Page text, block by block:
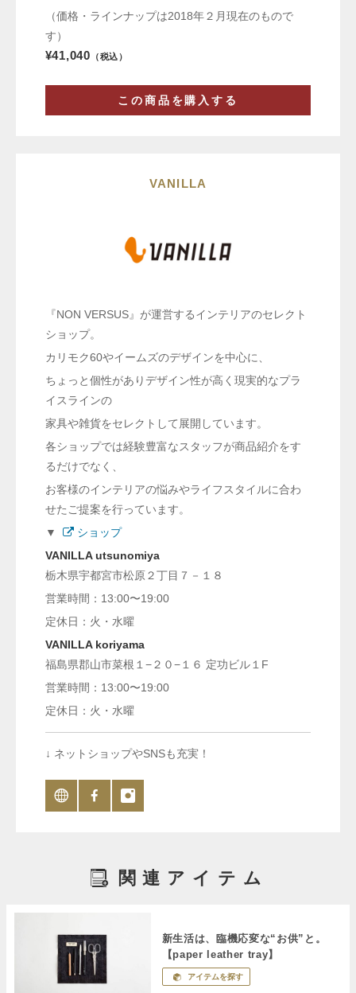
（価格・ラインナップは2018年２月現在のもので
す）
¥41,040 （税込）
この商品を購入する
VANILLA
『NON VERSUS』が運営するインテリアのセレクト
ショップ。
カリモク60やイームズのデザインを中心に、
ちょっと個性がありデザイン性が高く現実的なプラ
イスラインの
家具や雑貨をセレクトして展開しています。
各ショップでは経験豊富なスタッフが商品紹介をす
るだけでなく、
お客様のインテリアの悩みやライフスタイルに合わ
せたご提案を行っています。
▼
ショップ
VANILLA utsunomiya
栃木県宇都宮市松原２丁目７－１８
営業時間：13:00〜19:00
定休日：火・水曜
VANILLA koriyama
福島県郡山市菜根１−２０−１６ 定功ビル１F
営業時間：13:00〜19:00
定休日：火・水曜
↓ ネットショップやSNSも充実！
関連アイテム
新生活は、臨機応変な“お供”と。
【paper leather tray】
アイテムを探す